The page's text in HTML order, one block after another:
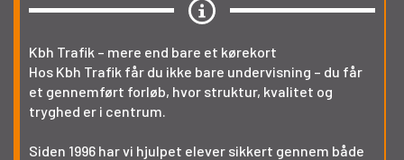
Kbh Trafik – mere end bare et kørekort
Hos Kbh Trafik får du ikke bare undervisning – du får
et gennemført forløb, hvor struktur, kvalitet og
tryghed er i centrum.
Siden 1996 har vi hjulpet elever sikkert gennem både